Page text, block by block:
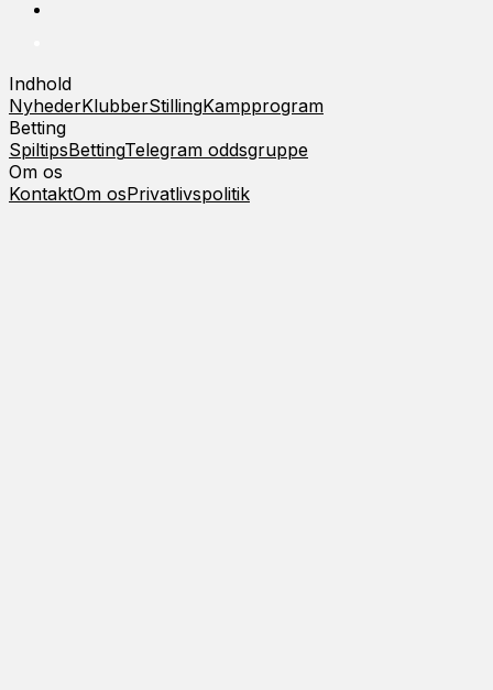
Indhold
NyhederKlubberStillingKampprogram
Betting
SpiltipsBettingTelegram oddsgruppe
Om os
KontaktOm osPrivatlivspolitik